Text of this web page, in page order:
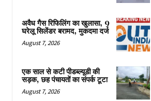
अवैध गैस रिफिलिंग का खुलासा, 9
घरेलू सिलेंडर बरामद, मुकदमा दर्ज
August 7, 2026
एक साल से कटी पीडब्ल्यूडी की
सड़क, छह पंचायतों का संपर्क टूटा
August 7, 2026